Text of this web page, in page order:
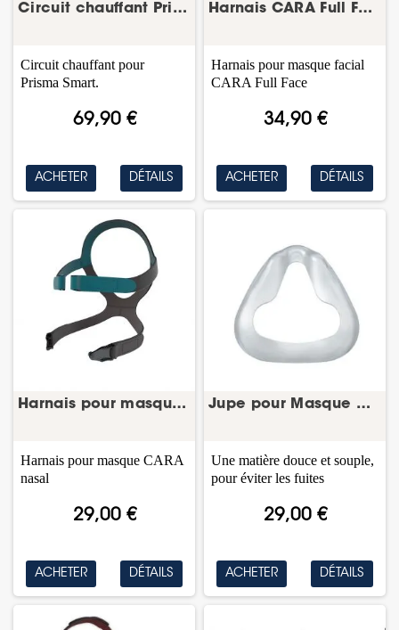
Circuit chauffant Prisma – tuyau CPAP – Löwenstein
69,90 €
Circuit chauffant pour
Prisma Smart.
ACHETER DÉTAILS
Harnais CARA Full Face – harnais masque CPAP –...
34,90 €
Harnais pour masque facial
CARA Full Face
ACHETER DÉTAILS
Harnais pour masque CARA nasal – harnais masque...
29,00 €
Harnais pour masque CARA
nasal
ACHETER DÉTAILS
Jupe pour Masque CARA nasal – bulle/coussin...
29,00 €
Une matière douce et souple,
pour éviter les fuites
ACHETER DÉTAILS